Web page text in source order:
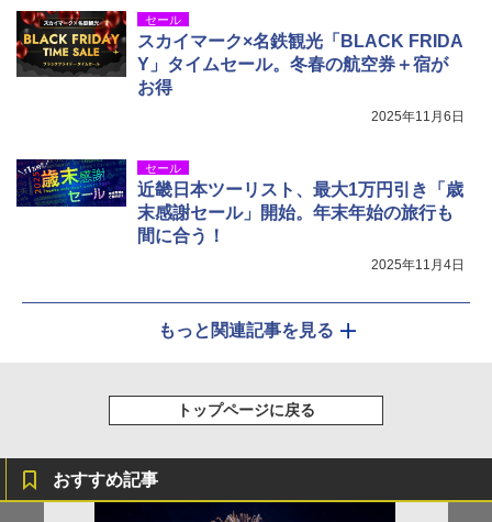
セール
スカイマーク×名鉄観光「BLACK FRIDA
Y」タイムセール。冬春の航空券＋宿が
お得
2025年11月6日
セール
近畿日本ツーリスト、最大1万円引き「歳
末感謝セール」開始。年末年始の旅行も
間に合う！
2025年11月4日
もっと関連記事を見る
トップページに戻る
おすすめ記事